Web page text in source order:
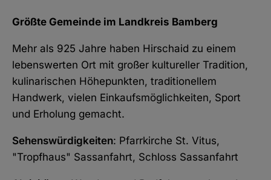
Größte Gemeinde im Landkreis Bamberg
Mehr als 925 Jahre haben Hirschaid zu einem
lebenswerten Ort mit großer kultureller Tradition,
kulinarischen Höhepunkten, traditionellem
Handwerk, vielen Einkaufsmöglichkeiten, Sport
und Erholung gemacht.
Sehenswürdigkeiten: Pfarrkirche St. Vitus,
"Tropfhaus" Sassanfahrt, Schloss Sassanfahrt